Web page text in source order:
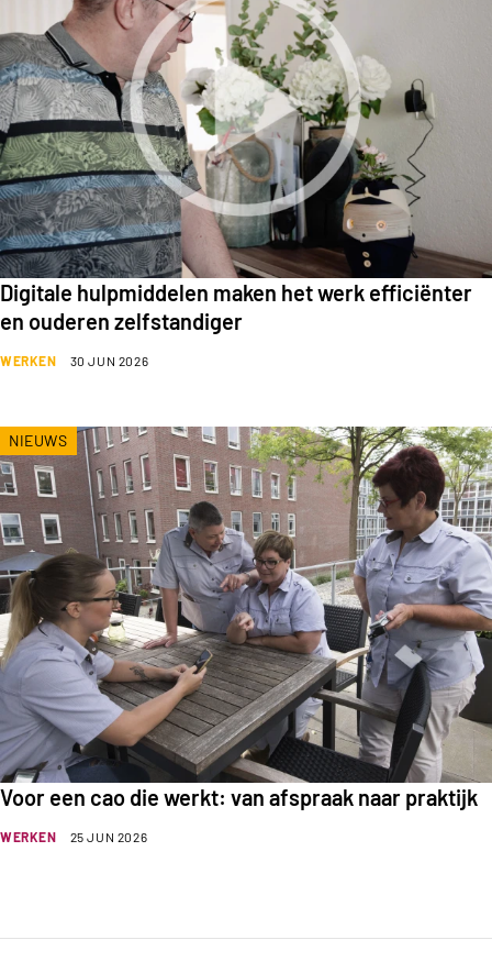
WERKEN 30 JUN 2026
Digitale hulpmiddelen maken het werk efficiënter
en ouderen zelfstandiger
WERKEN 25 JUN 2026
Voor een cao die werkt: van afspraak naar praktijk
NIEUWS